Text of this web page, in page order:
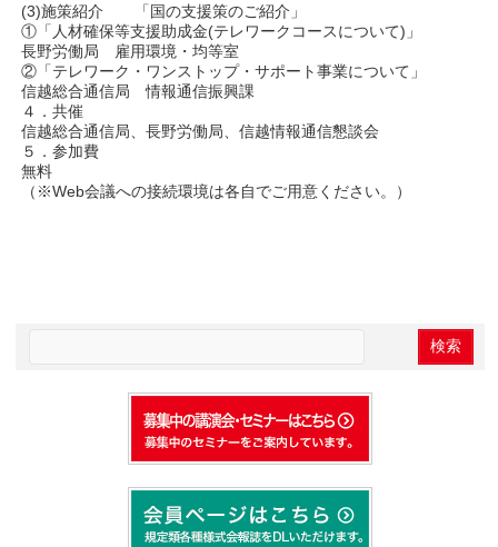
(3)施策紹介 「国の支援策のご紹介」
①「人材確保等支援助成金(テレワークコースについて)」
長野労働局 雇用環境・均等室
②「テレワーク・ワンストップ・サポート事業について」
信越総合通信局 情報通信振興課
４．共催
信越総合通信局、長野労働局、信越情報通信懇談会
５．参加費
無料
（※Web会議への接続環境は各自でご用意ください。）